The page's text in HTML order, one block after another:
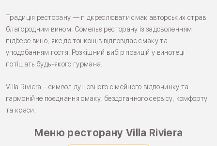
Традиція ресторану — підкреслювати смак авторських страв
благородним вином. Сомельє ресторану із задоволенням
підбере вино, яке до тонкощів відповідає смаку та
уподобанням гостя. Розкішний вибір позицій у винотеці
потішать будь-якого гурмана.
Villa Riviera – символ душевного сімейного відпочинку та
гармонійне поєднання смаку, бездоганного сервісу, комфорту
та краси.
Меню ресторану Villa Riviera